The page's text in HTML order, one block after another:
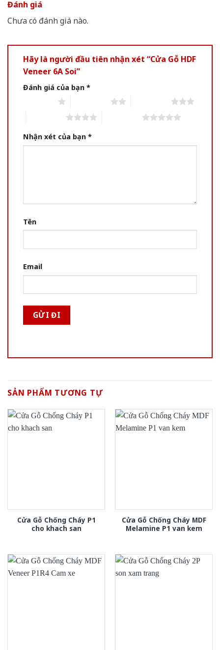
Đánh giá
Chưa có đánh giá nào.
Hãy là người đầu tiên nhận xét “Cửa Gỗ HDF
Veneer 6A Soi”
Đánh giá của bạn *
Nhận xét của bạn *
Tên
Email
SẢN PHẨM TƯƠNG TỰ
Cửa Gỗ Chống Cháy P1
cho khach san
Cửa Gỗ Chống Cháy MDF
Melamine P1 van kem